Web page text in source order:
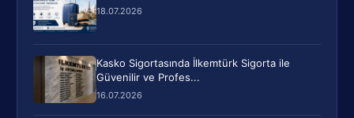
18.07.2026
Kasko Sigortasında İlkemtürk Sigorta ile
Güvenilir ve Profes...
16.07.2026